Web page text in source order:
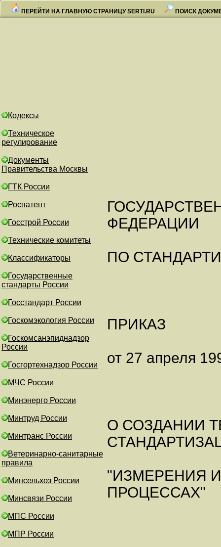
ПЕРЕЙТИ НА ГЛАВНУЮ СТРАНИЦУ SERTI.RU ПОИСК
Кодексы
Техническое
регулирование
Документы
Правительства Москвы
ГТК России
Роспатент
Госстрой России
Технические комитеты
Классификаторы
Государственные
стандарты России
Госстандарт России
Госкомэкология России
Госкомсанэпиднадзор
России
Госгортехнадзор России
МЧС России
Минэнерго России
Минтруд России
Минтранс России
Ветеринарно-санитарные
правила
Минсельхоз России
Минсвязи России
МПС России
МПР России
ФЕДЕРАЦИИ
ПО
ПРИКАЗ
от 27 апреля
О СОЗДАНИИ
"ИЗМЕРЕНИЯ
ПРОЦЕССАХ"